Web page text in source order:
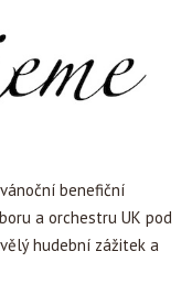
benefiční
a orchestru UK pod
hudební zážitek a